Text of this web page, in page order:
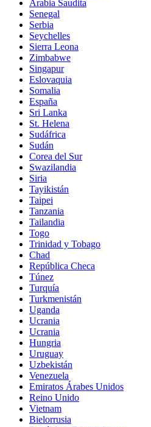
Arabia Saudita
Senegal
Serbia
Seychelles
Sierra Leona
Zimbabwe
Singapur
Eslovaquia
Somalia
España
Sri Lanka
St. Helena
Sudáfrica
Sudán
Corea del Sur
Swazilandia
Siria
Tayikistán
Taipei
Tanzania
Tailandia
Togo
Trinidad y Tobago
Chad
República Checa
Túnez
Turquía
Turkmenistán
Uganda
Ucrania
Ucrania
Hungria
Uruguay
Uzbekistán
Venezuela
Emiratos Árabes Unidos
Reino Unido
Vietnam
Bielorrusia